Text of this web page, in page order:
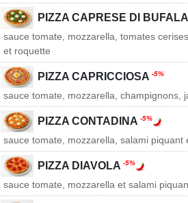
PIZZA CAPRESE DI BUFALA
sauce tomate, mozzarella, tomates
et roquette
PIZZA CAPRICCIOSA -5%
sauce tomate, mozzarella, champignons,
PIZZA CONTADINA -5%
sauce tomate, mozzarella, salami piquant
PIZZA DIAVOLA -5%
sauce tomate, mozzarella et salami